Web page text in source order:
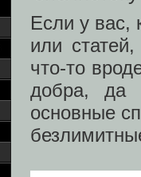
Если у вас,
или
что-то
добра, да
основные